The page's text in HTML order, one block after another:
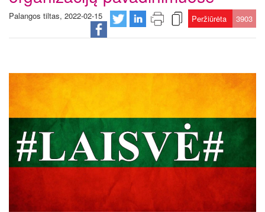
Palangos tiltas, 2022-02-15 Peržiūrėta 3903